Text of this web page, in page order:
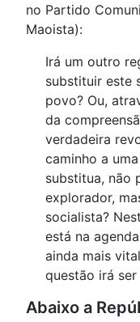
no Partido
Maoista):
Irá um outro
substituir este
povo? Ou,
da
verdadeira
caminho a
substitua, não
explorador,
socialista?
está na
ainda mais
questão irá
Abaixo a